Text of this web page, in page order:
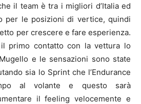
il team è tra i migliori d’Italia ed
per le posizioni di vertice, quindi
per crescere e fare esperienza.
primo contatto con la vettura lo
e le sensazioni sono state
sia lo Sprint che l’Endurance
al volante e questo sarà
il feeling velocemente e